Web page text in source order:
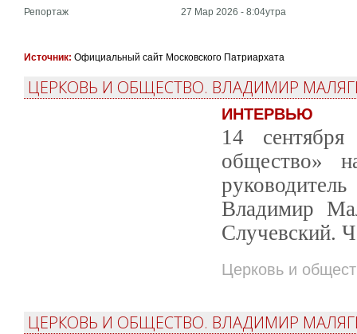
Репортаж 27 Мар 2026 - 8:04утра
Источник: Официальный сайт Московского Патриархата
ЦЕРКОВЬ И ОБЩЕСТВО. ВЛАДИМИР
ИНТЕРВЬЮ
14
общество»
Владимир
Случевский.
Церковь и
ЦЕРКОВЬ И ОБЩЕСТВО. ВЛАДИМИР